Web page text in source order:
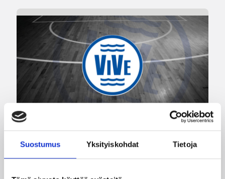
Suostumus Yksityiskohdat Tietoja
06.08.2026 09:38
Melanie Hoyt Vimpelin Vedon